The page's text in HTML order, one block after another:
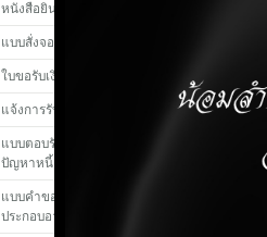
หนังสือยินยอมให้หักเงิน
แบบสั่งจองอาวุธปืน
ใบขอรับเงินทุนสวัสดิการ
แจ้งการรับ เงินปันผล – เฉลี่ยคืน
แบบตอบรับโครงการแก้ไข
ปัญหาหนี้
แบบคำขอกู้เงินสามัญเพื่อ
ประกอบอาชีพเสรืม